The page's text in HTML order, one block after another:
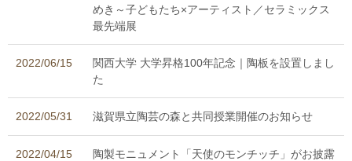
めき～子どもたち×アーティスト／セラミックス
最先端展
2022/06/15
関西大学 大学昇格100年記念｜陶板を設置しまし
た
2022/05/31 滋賀県立陶芸の森と共同授業開催のお知らせ
2022/04/15
陶製モニュメント「天使のモンチッチ」がお披露